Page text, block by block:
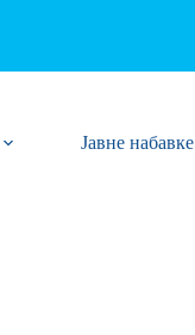
Јавне набавке